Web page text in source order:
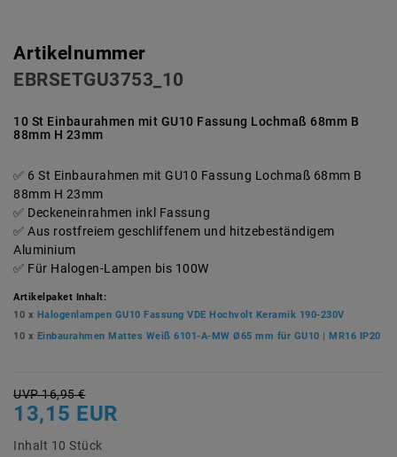
Artikelnummer
EBRSETGU3753_10
10 St Einbaurahmen mit GU10 Fassung Lochmaß 68mm B
88mm H 23mm
6 St Einbaurahmen mit GU10 Fassung Lochmaß 68mm B
88mm H 23mm
Deckeneinrahmen inkl Fassung
Aus rostfreiem geschliffenem und hitzebeständigem
Aluminium
Für Halogen-Lampen bis 100W
Artikelpaket Inhalt:
10 x Halogenlampen GU10 Fassung VDE Hochvolt Keramik 190-230V
10 x Einbaurahmen Mattes Weiß 6101-A-MW Ø65 mm für GU10 | MR16 IP20
UVP 16,95 €
13,15 EUR
Inhalt 10 Stück